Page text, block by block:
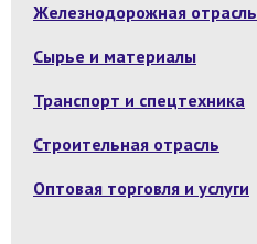
Железнодорожная отрасль
Сырье и материалы
Транспорт и спецтехника
Строительная отрасль
Оптовая торговля и услуги